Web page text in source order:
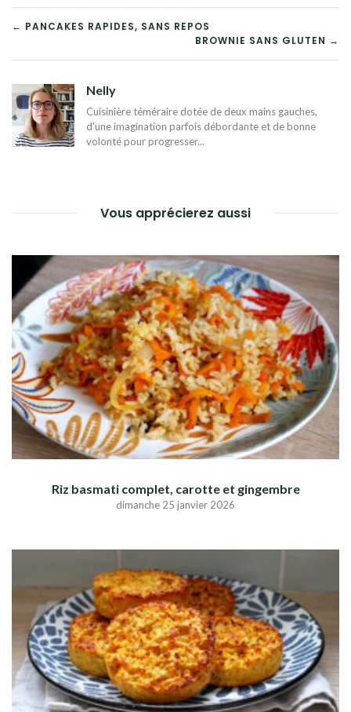
NAVIGATION
DE
L’ARTICLE
← PANCAKES RAPIDES, SANS REPOS
BROWNIE SANS GLUTEN →
Nelly
Cuisinière téméraire dotée de deux mains gauches,
d'une imagination parfois débordante et de bonne
volonté pour progresser...
Vous apprécierez aussi
Riz basmati complet, carotte et gingembre
dimanche 25 janvier 2026